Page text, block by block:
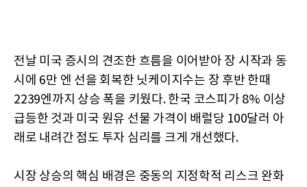
전날 미국 증시의 견조한 흐름을 이어받아 장 시작과 동
시에 6만 엔 선을 회복한 닛케이지수는 장 후반 한때
2239엔까지 상승 폭을 키웠다. 한국 코스피가 8% 이상
급등한 것과 미국 원유 선물 가격이 배럴당 100달러 아
래로 내려간 점도 투자 심리를 크게 개선했다.
시장 상승의 핵심 배경은 중동의 지정학적 리스크 완화